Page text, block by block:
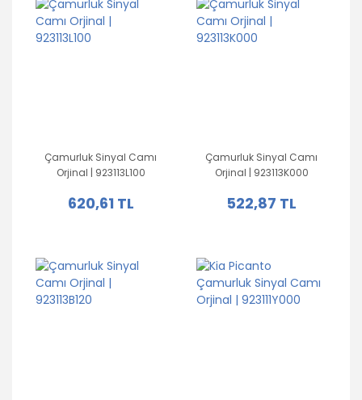
Çamurluk Sinyal Camı
Orjinal | 923113L100
620,61 TL
Çamurluk Sinyal Camı
Orjinal | 923113K000
522,87 TL